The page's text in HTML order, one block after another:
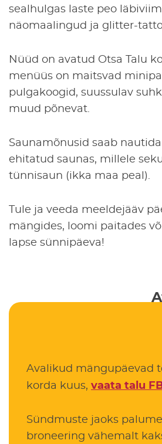
sealhulgas laste peo
näomaalingud ja glitter-
Nüüd on avatud Otsa Talu
menüüs on maitsvad
pulgakoogid, suussulav
muud põnevat.
Saunamõnusid saab
ehitatud saunas, millele
tünnisaun (ikka maa peal).
Tule ja veeda meeldejääv
mängides, loomi paitades
lapse sünnipäeva!
Avalikud mängupäevad
korda kuus, vaata talu
Sündmuste jaoks
broneering vähemalt